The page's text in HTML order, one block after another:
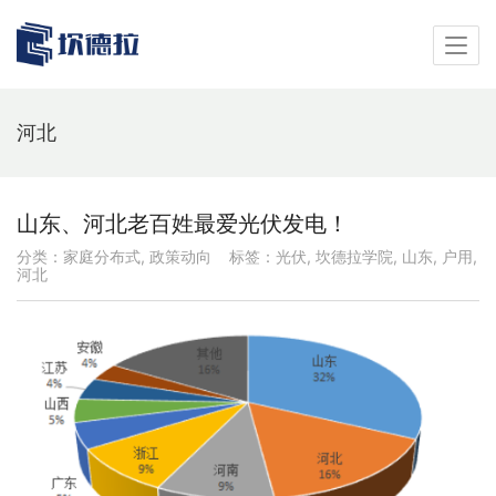
河北
山东、河北老百姓最爱光伏发电！
分类： 家庭分布式, 政策动向 标签： 光伏, 坎德拉学院, 山东, 户用,
河北